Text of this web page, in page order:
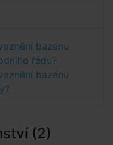
bazénu
řádu?
bazénu
(2)